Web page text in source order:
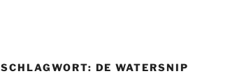
SCHLAGWORT: DE WATERSNIP